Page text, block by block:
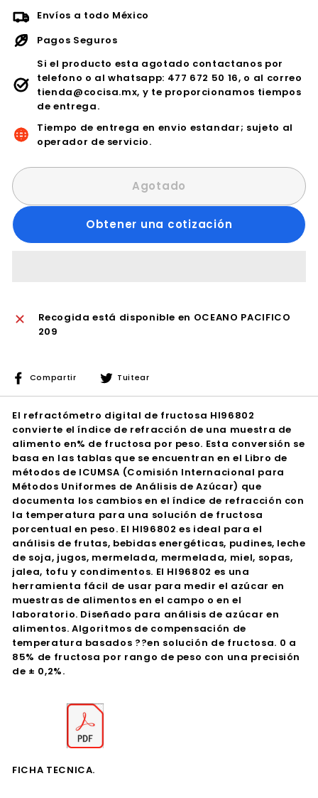
Envíos a todo México
Pagos Seguros
Si el producto esta agotado contactanos por
telefono o al whatsapp: 477 672 50 16, o al correo
tienda@cocisa.mx, y te proporcionamos tiempos
de entrega.
Tiempo de entrega en envio estandar; sujeto al
operador de servicio.
Agotado
Obtener una cotización
Recogida está disponible en OCEANO PACIFICO
209
Compartir
Compartir
Tuitear
El refractómetro digital de fructosa HI96802
convierte el índice de refracción de una muestra de
alimento en% de fructosa por peso. Esta conversión se
basa en las tablas que se encuentran en el Libro de
métodos de ICUMSA (Comisión Internacional para
Métodos Uniformes de Análisis de Azúcar) que
documenta los cambios en el índice de refracción con
la temperatura para una solución de fructosa
porcentual en peso. El HI96802 es ideal para el
análisis de frutas, bebidas energéticas, pudines, leche
de soja, jugos, mermelada, mermelada, miel, sopas,
jalea, tofu y condimentos. El HI96802 es una
herramienta fácil de usar para medir el azúcar en
muestras de alimentos en el campo o en el
laboratorio. Diseñado para análisis de azúcar en
alimentos. Algoritmos de compensación de
temperatura basados ??en solución de fructosa. 0 a
85% de fructosa por rango de peso con una precisión
de ± 0,2%.
FICHA TECNICA.